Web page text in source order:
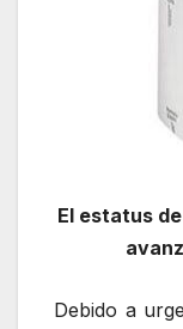
El estatus
Debido a